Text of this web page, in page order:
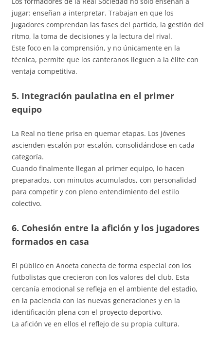
jugar: enseñan a interpretar. Trabajan en que los
jugadores comprendan las fases del partido, la gestión del
ritmo, la toma de decisiones y la lectura del rival.
Este foco en la comprensión, y no únicamente en la
técnica, permite que los canteranos lleguen a la élite con
ventaja competitiva.
5. Integración paulatina en el primer
equipo
La Real no tiene prisa en quemar etapas. Los jóvenes
ascienden escalón por escalón, consolidándose en cada
categoría.
Cuando finalmente llegan al primer equipo, lo hacen
preparados, con minutos acumulados, con personalidad
para competir y con pleno entendimiento del estilo
colectivo.
6. Cohesión entre la afición y los jugadores
formados en casa
El público en Anoeta conecta de forma especial con los
futbolistas que crecieron con los valores del club. Esta
cercanía emocional se refleja en el ambiente del estadio,
en la paciencia con las nuevas generaciones y en la
identificación plena con el proyecto deportivo.
La afición ve en ellos el reflejo de su propia cultura.